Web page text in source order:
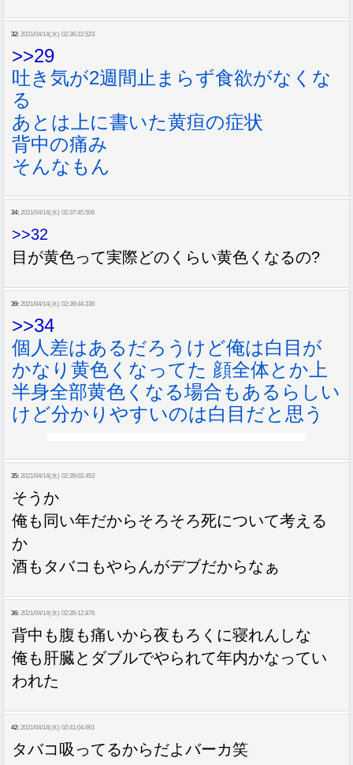
32: 2021/04/14(水) 02:36:22.523
>>29
吐き気が2週間止まらず食欲がなくな
る
あとは上に書いた黄疸の症状
背中の痛み
そんなもん
34: 2021/04/14(水) 02:37:45.506
>>32
目が黄色って実際どのくらい黄色くなるの?
39: 2021/04/14(水) 02:39:44.339
>>34
個人差はあるだろうけど俺は白目が
かなり黄色くなってた 顔全体とか上
半身全部黄色くなる場合もあるらしい
けど分かりやすいのは白目だと思う
35: 2021/04/14(水) 02:39:02.453
そうか
俺も同い年だからそろそろ死について考える
か
酒もタバコもやらんがデブだからなぁ
36: 2021/04/14(水) 02:39:12.876
背中も腹も痛いから夜もろくに寝れんしな
俺も肝臓とダブルでやられて年内かなってい
われた
42: 2021/04/14(水) 02:41:04.661
タバコ吸ってるからだよバーカ笑